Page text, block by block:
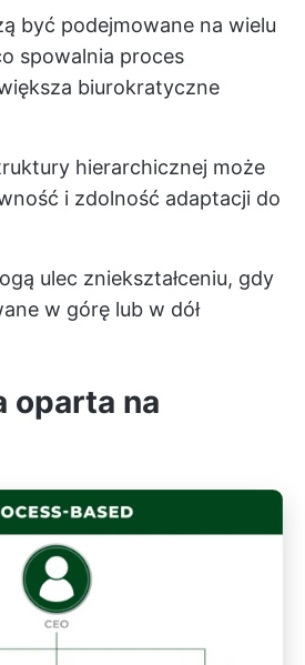
być podejmowane na wielu
spowalnia proces
biurokratyczne
hierarchicznej może
i zdolność adaptacji do
ulec zniekształceniu, gdy
w górę lub w dół
oparta na